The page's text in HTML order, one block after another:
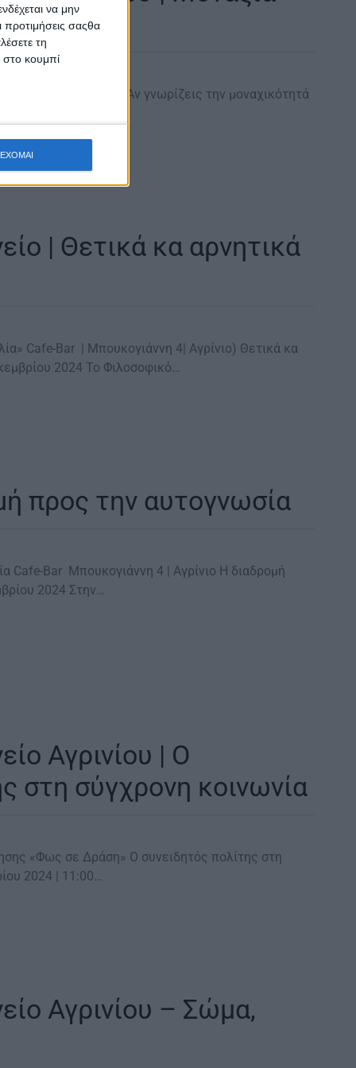
να μην
προτιμήσεις σαςθα
τη
στο κουμπί
και μοναχικότητα «Αν γνωρίζεις την μοναχικότητά
| Θετικά κα αρνητικά
Cafe-Bar | Μπουκογιάννη 4| Αγρίνιο) Θετικά κα
2024 Το Φιλοσοφικό…
προς την αυτογνωσία
Cafe-Bar Μπουκογιάννη 4 | Αγρίνιο Η διαδρομή
2024 Στην…
Αγρινίου | Ο
στη σύγχρονη κοινωνία
«Φως σε Δράση» Ο συνειδητός πολίτης στη
2024 | 11:00…
Αγρινίου – Σώμα,